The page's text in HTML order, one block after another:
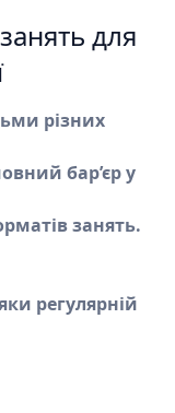
для
різних
бар’єр у
занять.
регулярній